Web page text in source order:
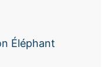
Éléphant